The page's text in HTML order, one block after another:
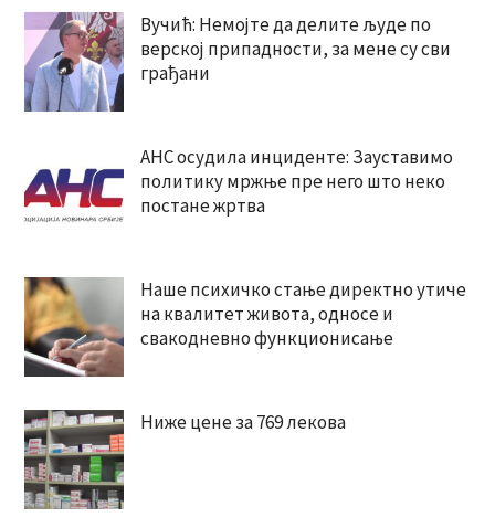
Вучић: Немојте да делите људе по
верској припадности, за мене су сви
грађани
АНС осудила инциденте: Зауставимо
политику мржње пре него што неко
постане жртва
Наше психичко стање директно утиче
на квалитет живота, односе и
свакодневно функционисање
Ниже цене за 769 лекова